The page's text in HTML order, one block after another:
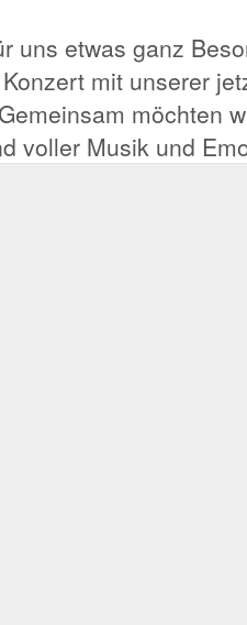
uns etwas ganz
mit unserer
möchten
voller Musik und